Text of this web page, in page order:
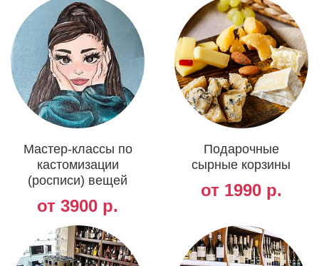
Мастер-классы по
кастомизации
(росписи) вещей
от 3900 р.
Подарочные
сырные корзины
от 1990 р.